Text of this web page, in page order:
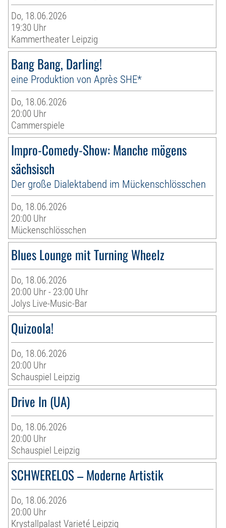
Do, 18.06.2026
19:30 Uhr
Kammertheater Leipzig
Bang Bang, Darling!
eine Produktion von Après SHE*
Do, 18.06.2026
20:00 Uhr
Cammerspiele
Impro-Comedy-Show: Manche mögens
sächsisch
Der große Dialektabend im Mückenschlösschen
Do, 18.06.2026
20:00 Uhr
Mückenschlösschen
Blues Lounge mit Turning Wheelz
Do, 18.06.2026
20:00 Uhr - 23:00 Uhr
Jolys Live-Music-Bar
Quizoola!
Do, 18.06.2026
20:00 Uhr
Schauspiel Leipzig
Drive In (UA)
Do, 18.06.2026
20:00 Uhr
Schauspiel Leipzig
SCHWERELOS – Moderne Artistik
Do, 18.06.2026
20:00 Uhr
Krystallpalast Varieté Leipzig